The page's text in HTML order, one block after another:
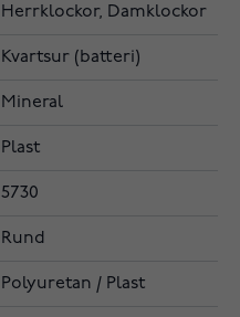
Herrklockor, Damklockor
Kvartsur (batteri)
Mineral
Plast
5730
Rund
Polyuretan / Plast